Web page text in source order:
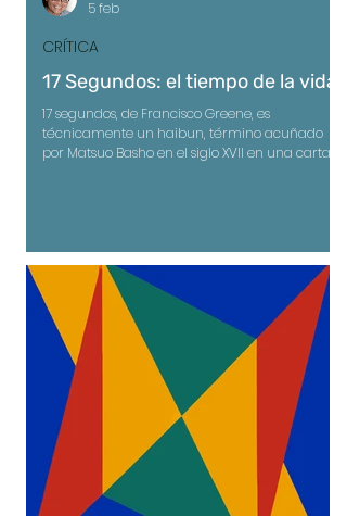
17 Segundos: el tiempo de la vida
17 segundos, de Francisco Greene, es
técnicamente un haibun, término acuñado
por Matsuo Basho en el siglo XVII en una carta
CRÍTICA
5 feb